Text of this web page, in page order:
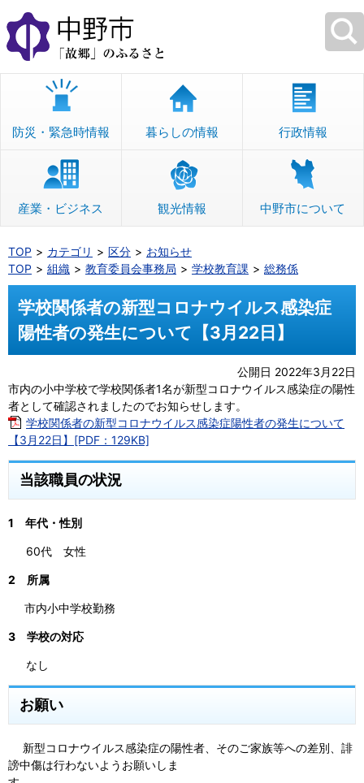
本
文
へ
移
防災・緊急時情報 暮らしの情報 行政情報
産業・ビジネス 観光情報 中野市について
TOP カテゴリ 区分
お知らせ
TOP
組織 教育委員会事務局 学校教育課 総務係
学校関係者の新型コロナウイルス感染症
陽性者の発生について【3月22日】
公開日 2022年3月22日
市内の小中学校で学校関係者1名が新型コロナウイルス感染症の陽性
者として確認されましたのでお知らせします。
学校関係者の新型コロナウイルス感染症陽性者の発生について
【3月22日】[PDF：129KB]
当該職員の状況
1 年代・性別
60代 女性
2 所属
市内小中学校勤務
3 学校の対応
なし
お願い
新型コロナウイルス感染症の陽性者、そのご家族等への差別、誹
謗中傷は行わないようお願いしま